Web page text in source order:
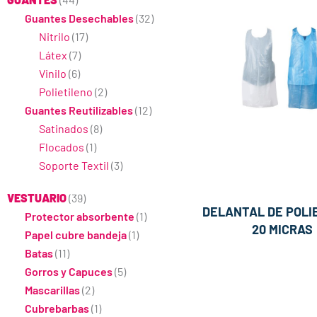
Guantes Desechables(32)
Nitrilo (17)
Látex (7)
Vinilo (6)
Polietileno (2)
Guantes Reutilizables(12)
Satinados (8)
Flocados (1)
Soporte Textil (3)
VESTUARIO(39)
Protector absorbente (1)
Papel cubre bandeja(1)
Batas(11)
Gorros y Capuces(5)
Mascarillas(2)
Cubrebarbas(1)
DELANTAL DE
20 MICRAS